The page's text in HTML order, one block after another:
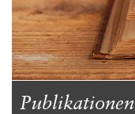
Publikationen